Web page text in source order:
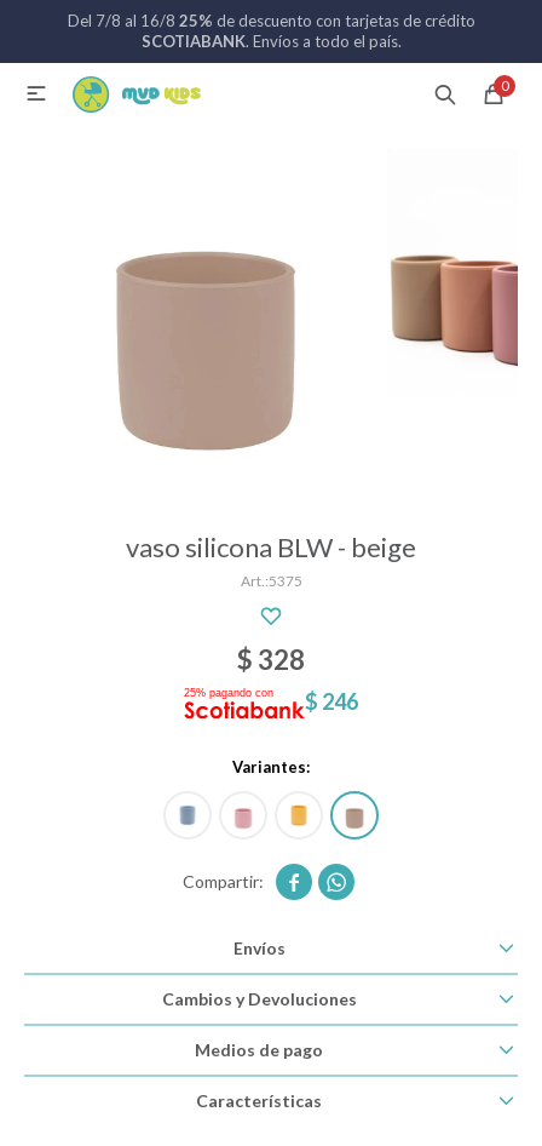
Del 7/8 al 16/8 25% de descuento con tarjetas de crédito
SCOTIABANK. Envíos a todo el país.
0

vaso silicona BLW - beige
5375
$ 328
$ 246
Variantes:
 
Envíos
Cambios y Devoluciones
Medios de pago
Características
MI CUENTA
Catálogo Nuevos ingresos
Sillas de auto
Lactancia
Paseo y seguridad
Bolsos y mochilas maternales